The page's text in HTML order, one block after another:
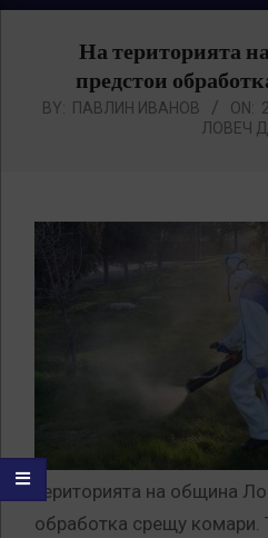
На територията
предстои
BY: ПАВЛИН ИВАНОВ ON:
ЛОВЕЧ
територията на община
обработка срещу комари.